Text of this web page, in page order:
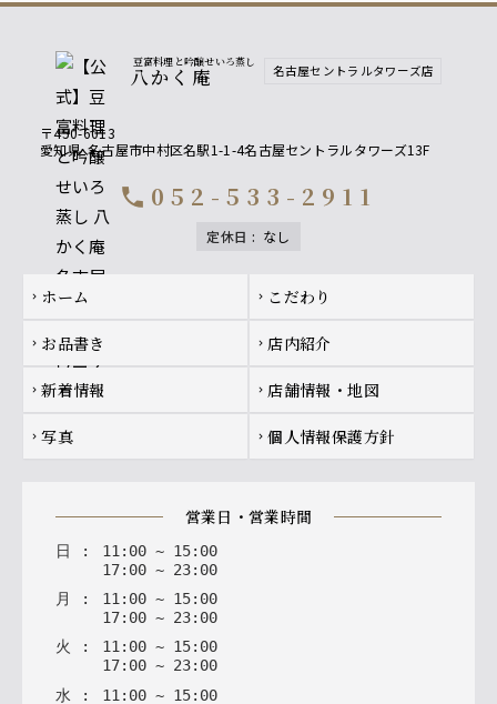
豆富料理と吟醸せいろ蒸し
八かく庵 名古屋セントラルタワーズ店
〒450-6013
愛知県 名古屋市中村区名駅1-1-4名古屋セントラルタワーズ13F
call 052-533-2911
定休日 : なし
Footer navigation
chevron_right ホーム chevron_right こだわり
chevron_right お品書き chevron_right 店内紹介
chevron_right 新着情報 chevron_right 店舗情報・地図
chevron_right 写真 chevron_right 個人情報保護方針
営業日・営業時間
日 : 11 : 00 ~ 15: 00
17: 00 ~ 23: 00
月
: 11: 00 ~ 15: 00
17: 00 ~ 23: 00
火
: 11: 00 ~ 15: 00
17: 00 ~ 23: 00
水 : 11 : 00 ~ 15: 00